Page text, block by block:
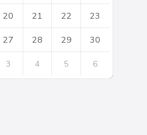
20 21 22 23
27 28 29 30
3 4 5 6